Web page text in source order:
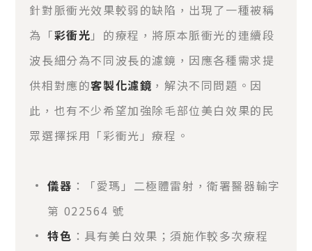
針對脈衝光效果較弱的缺陷，出現了一種被稱
為「彩衝光 」的療程，將原本脈衝光的連續段
波長細分為不同波長的濾鏡，因應各種需求提
供相對應的客製化濾鏡 ，解決不同問題。因
此，也有不少希望加強除毛部位美白效果的民
眾選擇採用「彩衝光」療程。
儀器 ：「愛瑪」二極體雷射，衛署醫器輸字
第 022564 號
特色 ：具有美白效果；須施作較多次療程